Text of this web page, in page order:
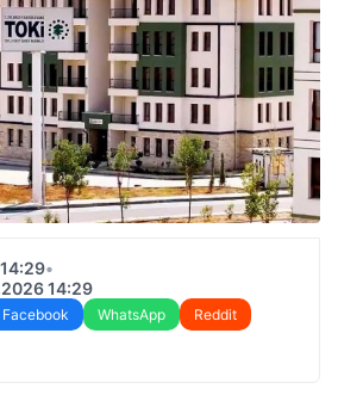
•
14:29
Facebook WhatsApp
Reddit